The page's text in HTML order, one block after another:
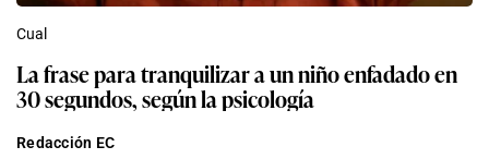
Cual
La frase para tranquilizar a un niño enfadado en
30 segundos, según la psicología
Redacción EC